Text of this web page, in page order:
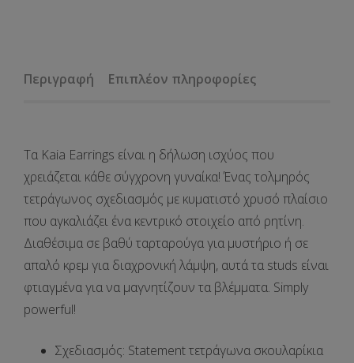
Περιγραφή Επιπλέον πληροφορίες
Τα Kaia Earrings είναι η δήλωση ισχύος που
χρειάζεται κάθε σύγχρονη γυναίκα! Ένας τολμηρός
τετράγωνος σχεδιασμός με κυματιστό χρυσό πλαίσιο
που αγκαλιάζει ένα κεντρικό στοιχείο από ρητίνη.
Διαθέσιμα σε βαθύ ταρταρούγα για μυστήριο ή σε
απαλό κρεμ για διαχρονική λάμψη, αυτά τα studs είναι
φτιαγμένα για να μαγνητίζουν τα βλέμματα. Simply
powerful!
Σχεδιασμός: Statement τετράγωνα σκουλαρίκια